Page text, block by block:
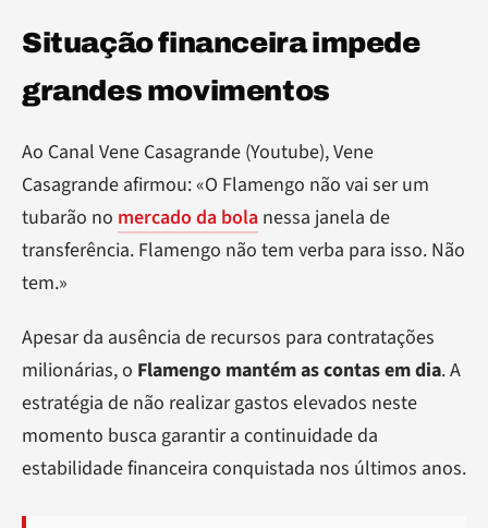
Situação financeira impede
grandes movimentos
Ao Canal Vene Casagrande (Youtube), Vene
Casagrande afirmou: «O Flamengo não vai ser um
tubarão no mercado da bola nessa janela de
transferência. Flamengo não tem verba para isso. Não
tem.»
Apesar da ausência de recursos para contratações
milionárias, o Flamengo mantém as contas em dia. A
estratégia de não realizar gastos elevados neste
momento busca garantir a continuidade da
estabilidade financeira conquistada nos últimos anos.